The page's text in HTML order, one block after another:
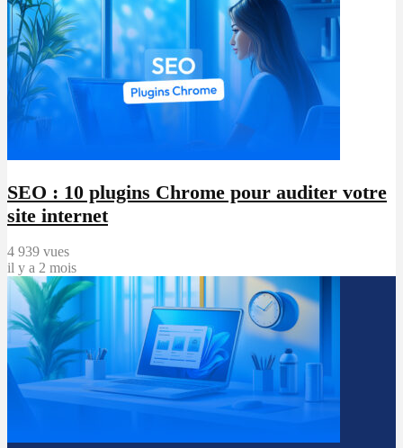
SEO : 10 plugins Chrome pour auditer votre
site internet
4 939 vues
il y a 2 mois